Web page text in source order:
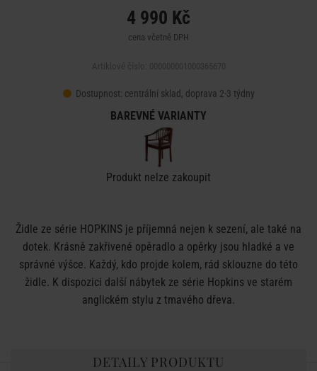
4 990 Kč
cena včetně DPH
Dostupnost: centrální sklad, doprava 2-3 týdny
BAREVNÉ VARIANTY
Produkt nelze zakoupit
Židle ze série HOPKINS je příjemná nejen k sezení, ale také na
dotek. Krásně zakřivené opěradlo a opěrky jsou hladké a ve
správné výšce. Každý, kdo projde kolem, rád sklouzne do této
židle. K dispozici další nábytek ze série Hopkins ve starém
anglickém stylu z tmavého dřeva.
DETAILY PRODUKTU